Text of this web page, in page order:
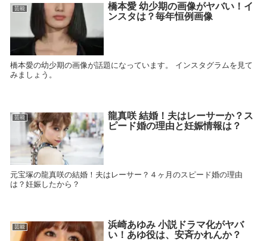
芸能
橋本愛 幼少期の画像がヤバい！イ
ンスタは？毎年恒例画像
橋本愛の幼少期の画像が話題になっています。 インスタグラムを見て
みましょう。
芸能
龍真咲 結婚！夫はレーサーか？ス
ピード婚の理由と妊娠情報は？
元宝塚の龍真咲の結婚！夫はレーサー？４ヶ月のスピード婚の理由
は？妊娠したから？
芸能
浜崎あゆみ 小説ドラマ化がヤバ
い！あゆ役は、安斉かれんか？